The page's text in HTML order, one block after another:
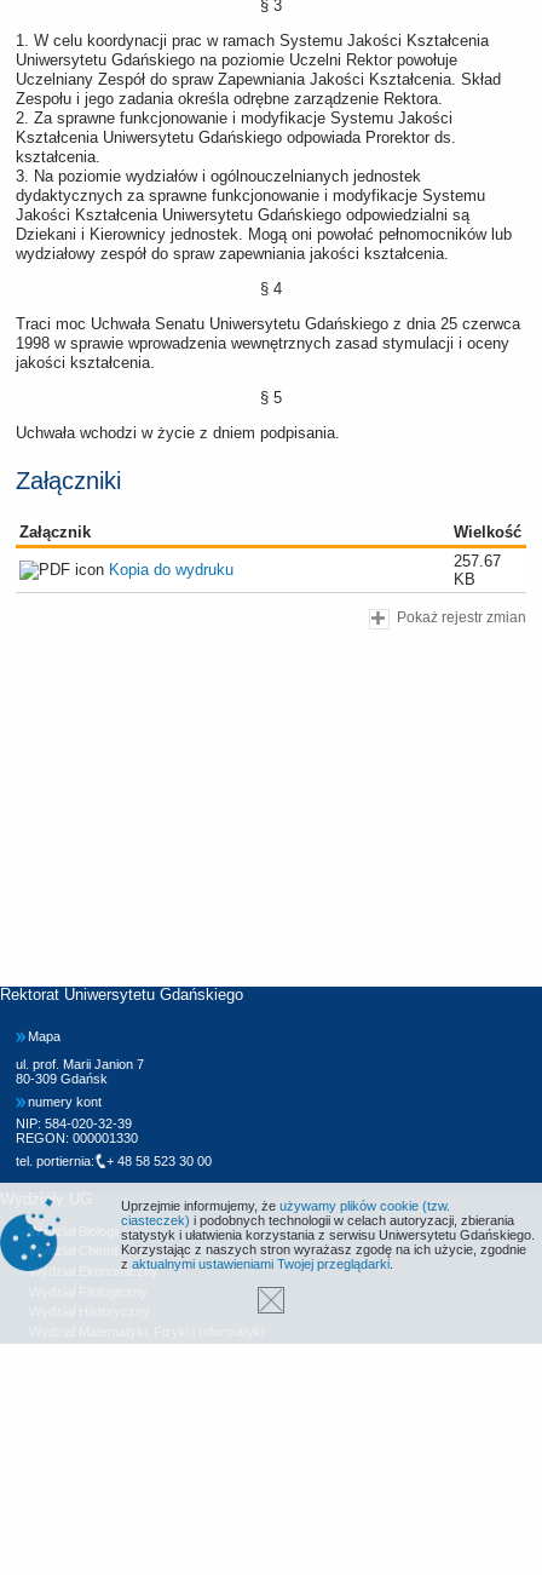
§ 3
1. W celu koordynacji prac w ramach Systemu Jakości Kształcenia
Uniwersytetu Gdańskiego na poziomie Uczelni Rektor powołuje
Uczelniany Zespół do spraw Zapewniania Jakości Kształcenia. Skład
Zespołu i jego zadania określa odrębne zarządzenie Rektora.
2. Za sprawne funkcjonowanie i modyfikacje Systemu Jakości
Kształcenia Uniwersytetu Gdańskiego odpowiada Prorektor ds.
kształcenia.
3. Na poziomie wydziałów i ogólnouczelnianych jednostek
dydaktycznych za sprawne funkcjonowanie i modyfikacje Systemu
Jakości Kształcenia Uniwersytetu Gdańskiego odpowiedzialni są
Dziekani i Kierownicy jednostek. Mogą oni powołać pełnomocników lub
wydziałowy zespół do spraw zapewniania jakości kształcenia.
§ 4
Traci moc Uchwała Senatu Uniwersytetu Gdańskiego z dnia 25 czerwca
1998 w sprawie wprowadzenia wewnętrznych zasad stymulacji i oceny
jakości kształcenia.
§ 5
Uchwała wchodzi w życie z dniem podpisania.
Załączniki
Załącznik Wielkość
Kopia do wydruku
257.67
KB
Pokaż rejestr zmian
Rektorat Uniwersytetu Gdańskiego
Mapa
ul. prof. Marii Janion 7
80-309 Gdańsk
numery kont
NIP: 584-020-32-39
REGON: 000001330
tel. portiernia:
+ 48 58 523 30 00
Wydziały UG
Wydział Biologii
Wydział Chemii
Wydział Ekonomiczny
Uprzejmie informujemy, że używamy plików cookie (tzw.
ciasteczek) i podobnych technologii w celach autoryzacji, zbierania
statystyk i ułatwienia korzystania z serwisu Uniwersytetu Gdańskiego.
Korzystając z naszych stron wyrażasz zgodę na ich użycie, zgodnie
z aktualnymi ustawieniami Twojej przeglądarki